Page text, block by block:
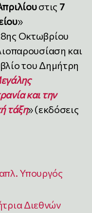
στις 7
»
Οκτωβρίου
και
του Δημήτρη
και την
τάξη» (εκδόσεις
Υπουργός
Διεθνών